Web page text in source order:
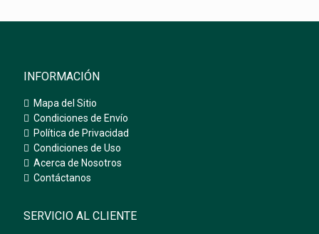
INFORMACIÓN
Mapa del Sitio
Condiciones de Envío
Política de Privacidad
Condiciones de Uso
Acerca de Nosotros
Contáctanos
SERVICIO AL CLIENTE